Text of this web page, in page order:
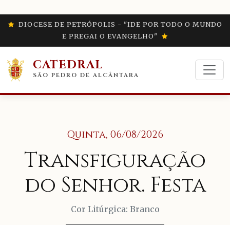
DIOCESE DE PETRÓPOLIS - "IDE POR TODO O MUNDO
E PREGAI O EVANGELHO"
CATEDRAL
SÃO PEDRO DE ALCÂNTARA
Quinta, 06/08/2026
Transfiguração
do Senhor. Festa
Cor Litúrgica: Branco